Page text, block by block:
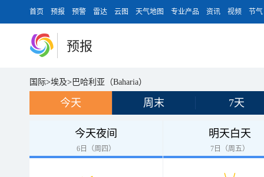
首页 预报 预警 雷达 云图 天气地图 专业产品 资讯 视频 节气
预报
国际>埃及> 巴哈利亚（Baharia）
今天 周末 7天
今天夜间
6日（周四）
明天白天
7日（周五）